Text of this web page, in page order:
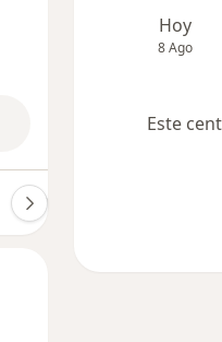
Opiniones
Hoy
8 Ago
Este